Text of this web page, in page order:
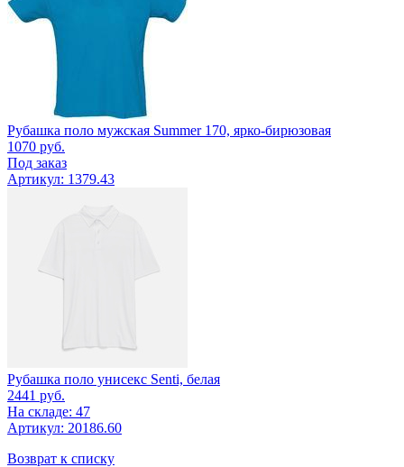
Рубашка поло мужская Summer 170, ярко-бирюзовая
1070 руб.
Под заказ
Артикул: 1379.43
Рубашка поло унисекс Senti, белая
2441 руб.
На складе: 47
Артикул: 20186.60
Возврат к списку